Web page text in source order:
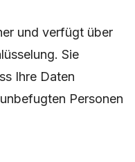
und verfügt über
Sie
Ihre Daten
Personen